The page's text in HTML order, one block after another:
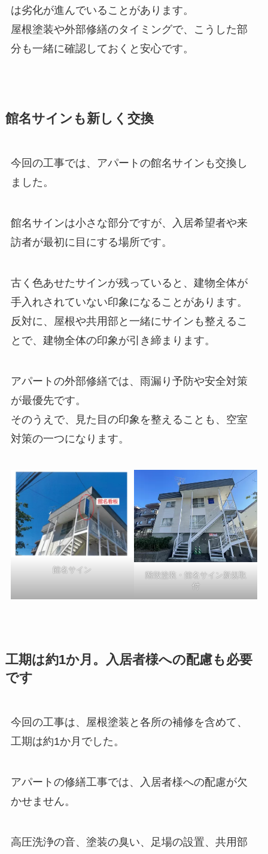
は劣化が進んでいることがあります。
屋根塗装や外部修繕のタイミングで、こうした部
分も一緒に確認しておくと安心です。
館名サインも新しく交換
今回の工事では、アパートの館名サインも交換し
ました。
館名サインは小さな部分ですが、入居希望者や来
訪者が最初に目にする場所です。
古く色あせたサインが残っていると、建物全体が
手入れされていない印象になることがあります。
反対に、屋根や共用部と一緒にサインも整えるこ
とで、建物全体の印象が引き締まります。
アパートの外部修繕では、雨漏り予防や安全対策
が最優先です。
そのうえで、見た目の印象を整えることも、空室
対策の一つになります。
館名サイン
階段塗装・館名サイン新規取
付
工期は約1か月。入居者様への配慮も必要
です
今回の工事は、屋根塗装と各所の補修を含めて、
工期は約1か月でした。
アパートの修繕工事では、入居者様への配慮が欠
かせません。
高圧洗浄の音、塗装の臭い、足場の設置、共用部